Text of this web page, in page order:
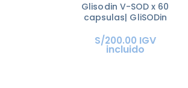
Glisodin V-SOD x 60
capsulas| GliSODin
S/200.00 IGV
incluido